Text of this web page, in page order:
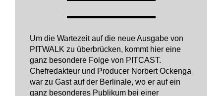
Um die Wartezeit auf die neue Ausgabe von
PITWALK zu überbrücken, kommt hier eine
ganz besondere Folge von PITCAST.
Chefredakteur und Producer Norbert Ockenga
war zu Gast auf der Berlinale, wo er auf ein
ganz besonderes Publikum bei einer